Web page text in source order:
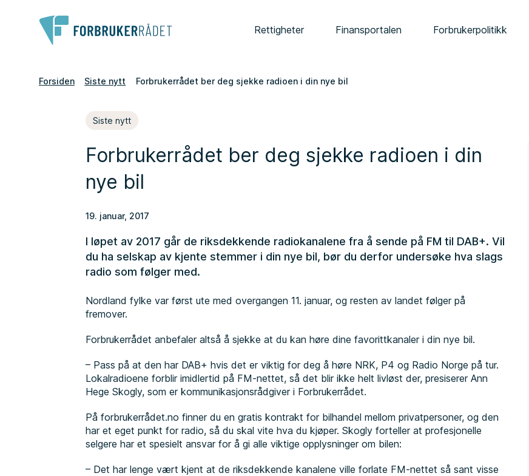
Rettigheter Finansportalen Forbrukerpolitikk
Forsiden Siste nytt Forbrukerrådet ber deg sjekke radioen i din nye bil
Siste nytt
Forbrukerrådet ber deg sjekke radioen i din
nye bil
19. januar, 2017
I løpet av 2017 går de riksdekkende radiokanalene fra å sende på FM til DAB+. Vil
du ha selskap av kjente stemmer i din nye bil, bør du derfor undersøke hva slags
radio som følger med.
Nordland fylke var først ute med overgangen 11. januar, og resten av landet følger på
fremover.
Forbrukerrådet anbefaler altså å sjekke at du kan høre dine favorittkanaler i din nye bil.
– Pass på at den har DAB+ hvis det er viktig for deg å høre NRK, P4 og Radio Norge på tur.
Lokalradioene forblir imidlertid på FM-nettet, så det blir ikke helt livløst der, presiserer Ann
Hege Skogly, som er kommunikasjonsrådgiver i Forbrukerrådet.
På forbrukerrådet.no finner du en gratis kontrakt for bilhandel mellom privatpersoner, og den
har et eget punkt for radio, så du skal vite hva du kjøper. Skogly forteller at profesjonelle
selgere har et spesielt ansvar for å gi alle viktige opplysninger om bilen:
– Det har lenge vært kjent at de riksdekkende kanalene ville forlate FM-nettet så sant visse